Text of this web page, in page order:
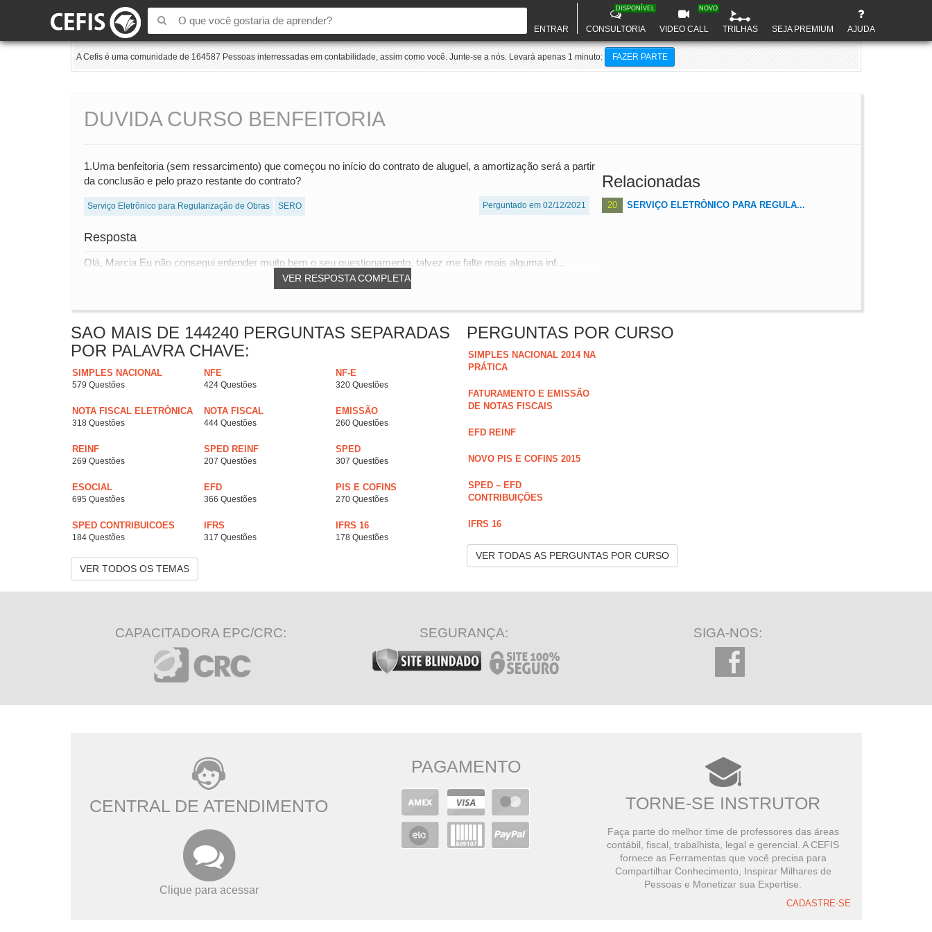
ENTRAR CONSULTORIA
DISPONÍVEL
VIDEO CALL
NOVO
TRILHAS SEJA PREMIUM AJUDA
A Cefis é uma comunidade de 164587 Pessoas interressadas em contabilidade, assim como você. Junte-se a nós. Levará apenas 1 minuto: FAZER PARTE
DUVIDA CURSO BENFEITORIA
1.Uma benfeitoria (sem ressarcimento) que começou no início do contrato de aluguel, a amortização será a partir
da conclusão e pelo prazo restante do contrato?
Serviço Eletrônico para Regularização de Obras SERO Perguntado em 02/12/2021
Resposta
VER RESPOSTA COMPLETA
Olá, Marcia Eu não consegui entender muito bem o seu questionamento, talvez me falte mais alguma inf...
Relacionadas
20 SERVIÇO ELETRÔNICO PARA REGULA...
SAO MAIS DE 144240 PERGUNTAS SEPARADAS
POR PALAVRA CHAVE:
SIMPLES NACIONAL
579 Questões
NFE
424 Questões
NF-E
320 Questões
NOTA FISCAL ELETRÔNICA
318 Questões
NOTA FISCAL
444 Questões
EMISSÃO
260 Questões
REINF
269 Questões
SPED REINF
207 Questões
SPED
307 Questões
ESOCIAL
695 Questões
EFD
366 Questões
PIS E COFINS
270 Questões
SPED CONTRIBUICOES
184 Questões
IFRS
317 Questões
IFRS 16
178 Questões
VER TODOS OS TEMAS
PERGUNTAS POR CURSO
SIMPLES NACIONAL 2014 NA
PRÁTICA
FATURAMENTO E EMISSÃO
DE NOTAS FISCAIS
EFD REINF
NOVO PIS E COFINS 2015
SPED – EFD
CONTRIBUIÇÕES
IFRS 16
VER TODAS AS PERGUNTAS POR CURSO
CAPACITADORA EPC/CRC: SEGURANÇA: SIGA-NOS:
CENTRAL DE ATENDIMENTO
Clique para acessar
PAGAMENTO
TORNE-SE INSTRUTOR
Faça parte do melhor time de professores das áreas
contábil, fiscal, trabalhista, legal e gerencial. A CEFIS
fornece as Ferramentas que você precisa para
Compartilhar Conhecimento, Inspirar Milhares de
Pessoas e Monetizar sua Expertise.
CADASTRE-SE